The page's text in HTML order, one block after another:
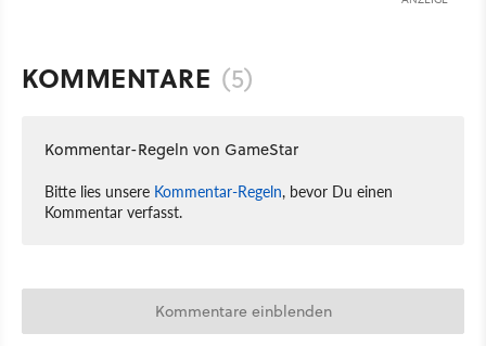
KOMMENTARE (5)
Kommentar-Regeln von GameStar
Bitte lies unsere Kommentar-Regeln, bevor Du einen
Kommentar verfasst.
Kommentare einblenden